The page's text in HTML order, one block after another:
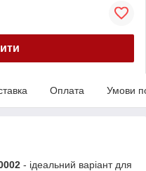
Оплата Умови
- ідеальний варіант для